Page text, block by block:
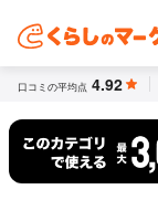
口コミの平均点 4.92